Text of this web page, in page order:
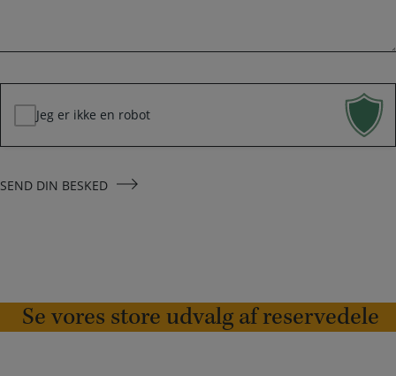
*
Jeg er ikke en robot
SEND DIN BESKED
Se vores store udvalg af reservedele